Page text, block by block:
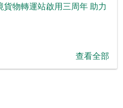
物轉運站啟用三周年 助力
查看全部